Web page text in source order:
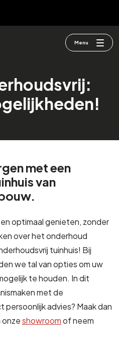
Menu
met een
van
en optimaal genieten, zonder
over het onderhoud
tuinhuis! Bij
we tal van opties om uw
te houden. In dit
met de
advies? Maak dan
onzeshowroomof neem